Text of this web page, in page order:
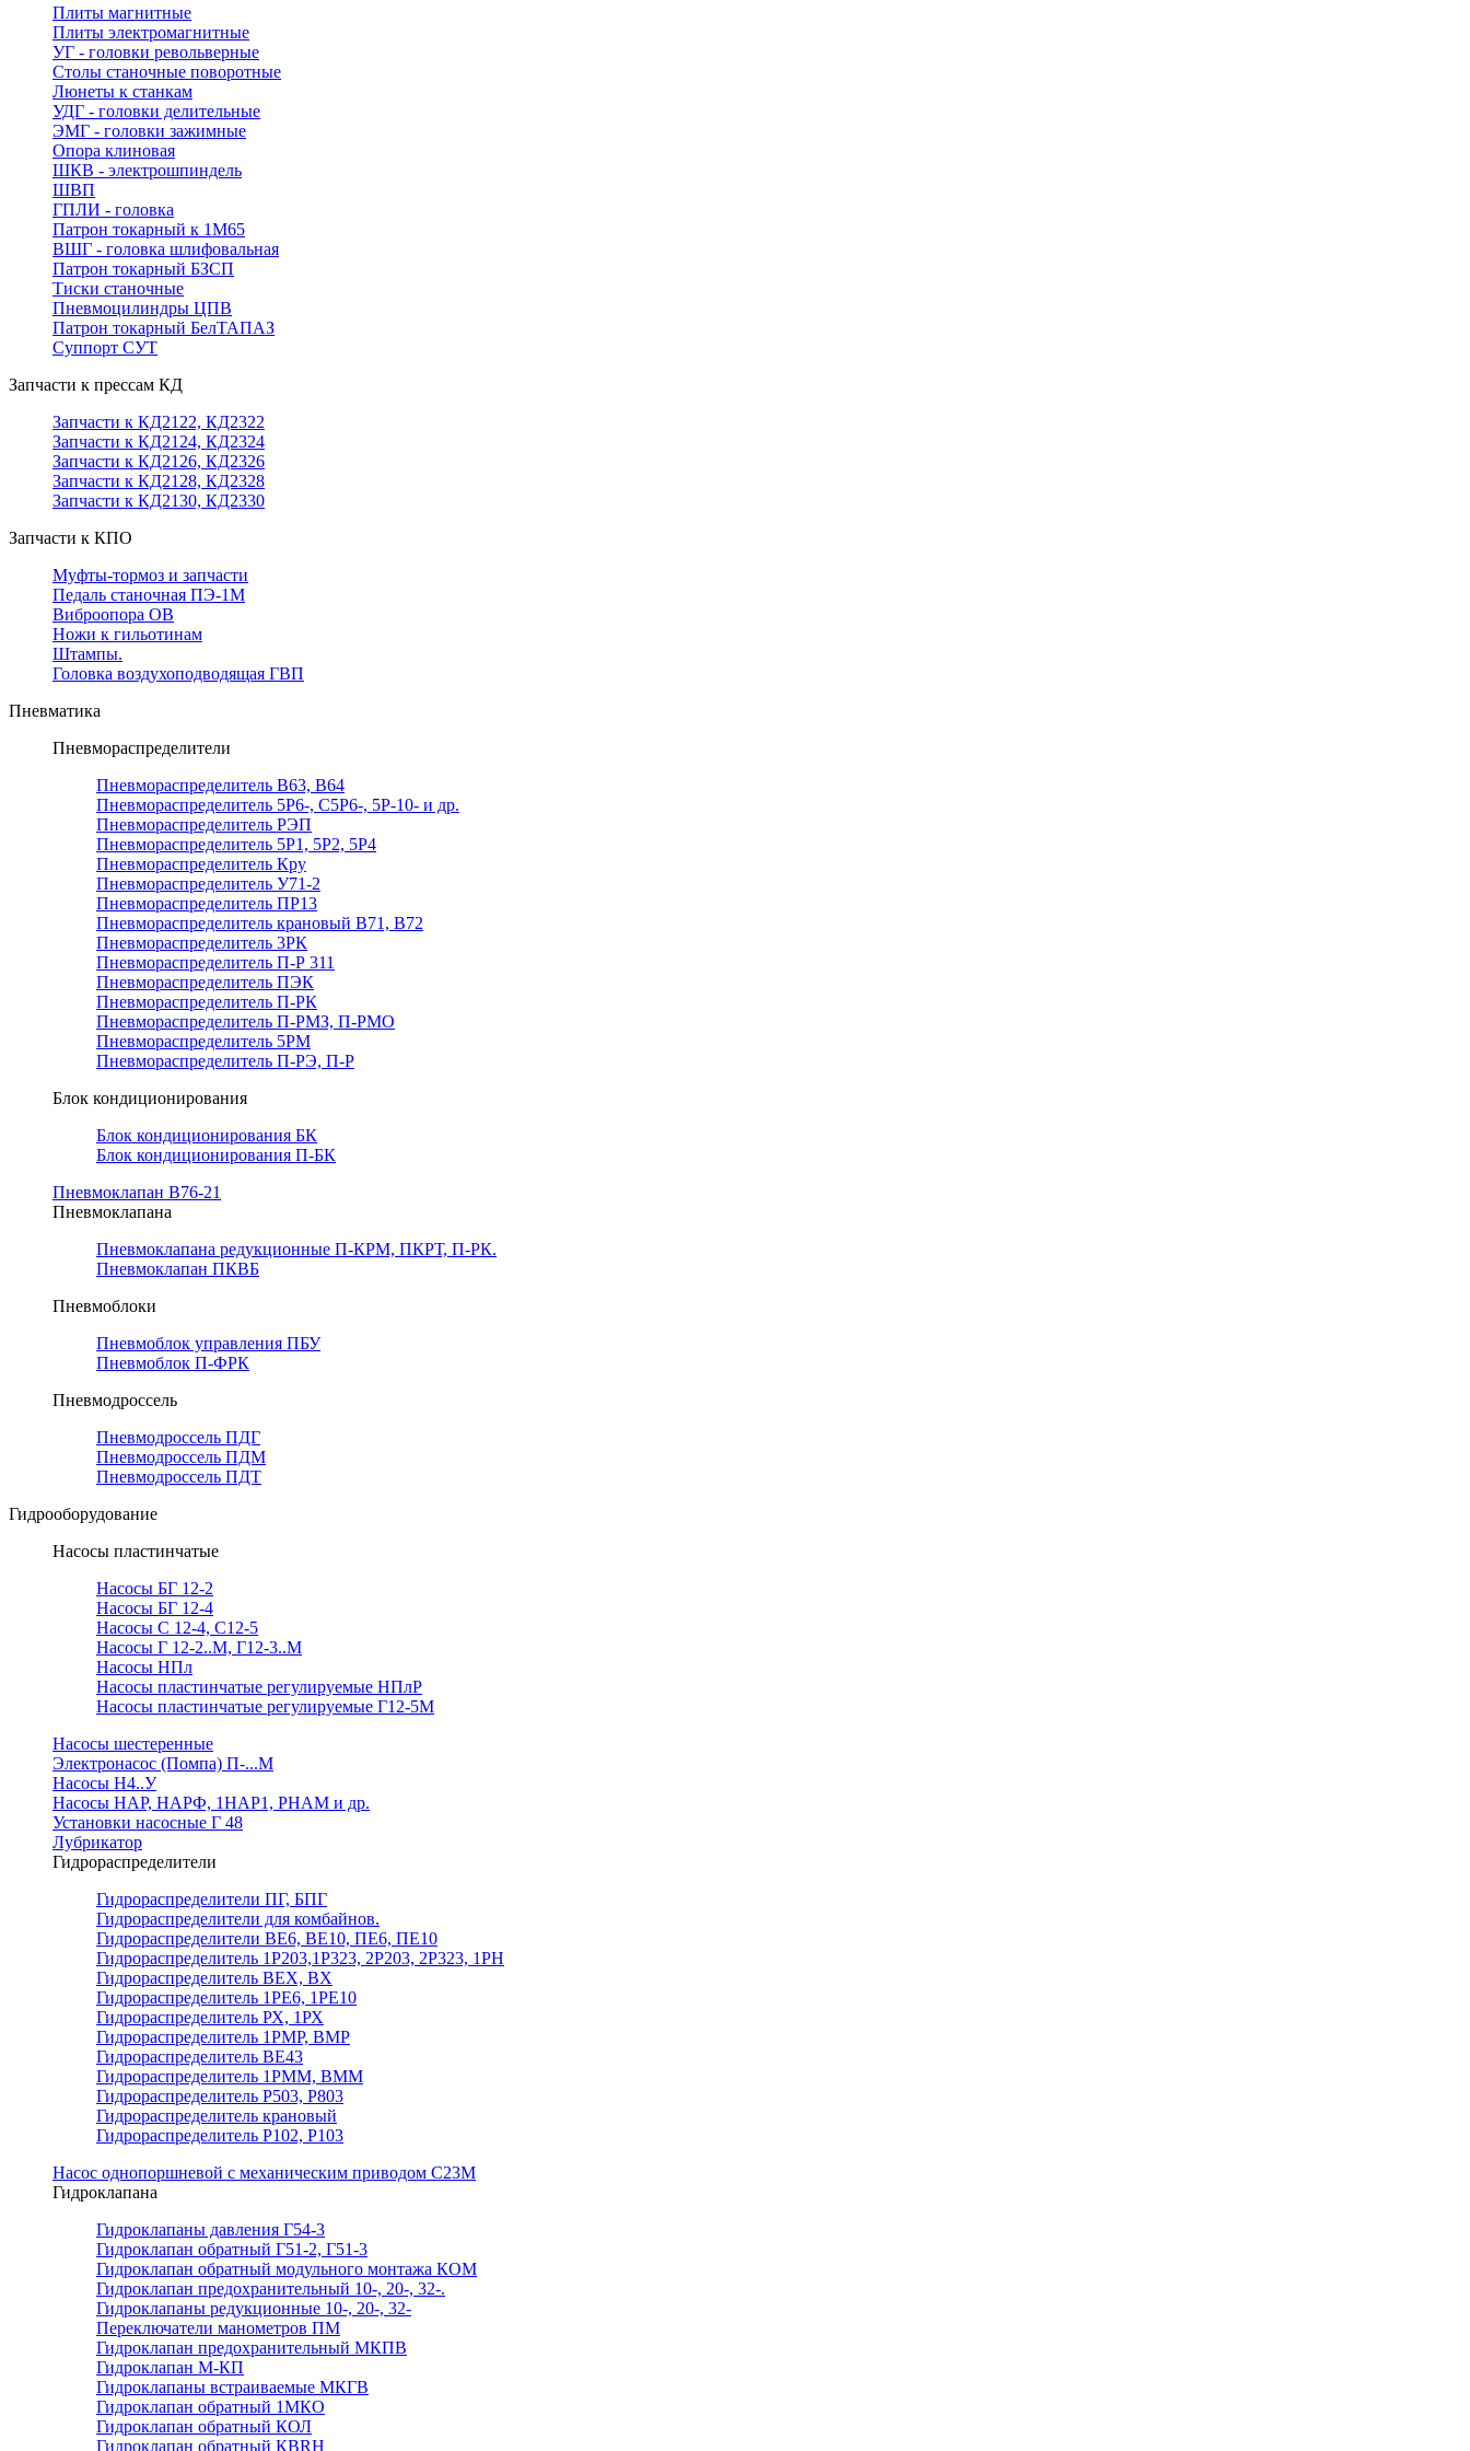
Плиты магнитные
Плиты электромагнитные
УГ - головки револьверные
Столы станочные поворотные
Люнеты к станкам
УДГ - головки делительные
ЭМГ - головки зажимные
Опора клиновая
ШКВ - электрошпиндель
ШВП
ГПЛИ - головка
Патрон токарный к 1М65
ВШГ - головка шлифовальная
Патрон токарный БЗСП
Тиски станочные
Пневмоцилиндры ЦПВ
Патрон токарный БелТАПАЗ
Суппорт СУТ
Запчасти к прессам КД
Запчасти к КД2122, КД2322
Запчасти к КД2124, КД2324
Запчасти к КД2126, КД2326
Запчасти к КД2128, КД2328
Запчасти к КД2130, КД2330
Запчасти к КПО
Муфты-тормоз и запчасти
Педаль станочная ПЭ-1М
Виброопора ОВ
Ножи к гильотинам
Штампы.
Головка воздухоподводящая ГВП
Пневматика
Пневмораспределители
Пневмораспределитель В63, В64
Пневмораспределитель 5Р6-, С5Р6-, 5Р-10- и др.
Пневмораспределитель РЭП
Пневмораспределитель 5Р1, 5Р2, 5Р4
Пневмораспределитель Кру
Пневмораспределитель У71-2
Пневмораспределитель ПР13
Пневмораспределитель крановый В71, В72
Пневмораспределитель 3РК
Пневмораспределитель П-Р 311
Пневмораспределитель ПЭК
Пневмораспределитель П-РК
Пневмораспределитель П-РМЗ, П-РМО
Пневмораспределитель 5РМ
Пневмораспределитель П-РЭ, П-Р
Блок кондиционирования
Блок кондиционирования БК
Блок кондиционирования П-БК
Пневмоклапан В76-21
Пневмоклапана
Пневмоклапана редукционные П-КРМ, ПКРТ, П-РК.
Пневмоклапан ПКВБ
Пневмоблоки
Пневмоблок управления ПБУ
Пневмоблок П-ФРК
Пневмодроссель
Пневмодроссель ПДГ
Пневмодроссель ПДМ
Пневмодроссель ПДТ
Гидрооборудование
Насосы пластинчатые
Насосы БГ 12-2
Насосы БГ 12-4
Насосы С 12-4, С12-5
Насосы Г 12-2..М, Г12-3..М
Насосы НПл
Насосы пластинчатые регулируемые НПлР
Насосы пластинчатые регулируемые Г12-5М
Насосы шестеренные
Электронасос (Помпа) П-...М
Насосы Н4..У
Насосы НАР, НАРФ, 1НАР1, РНАМ и др.
Установки насосные Г 48
Лубрикатор
Гидрораспределители
Гидрораспределители ПГ, БПГ
Гидрораспределители для комбайнов.
Гидрораспределители ВЕ6, ВЕ10, ПЕ6, ПЕ10
Гидрораспределитель 1Р203,1Р323, 2Р203, 2Р323, 1РН
Гидрораспределитель ВЕХ, ВХ
Гидрораспределитель 1РЕ6, 1РЕ10
Гидрораспределитель РХ, 1РХ
Гидрораспределитель 1РМР, ВМР
Гидрораспределитель ВЕ43
Гидрораспределитель 1РММ, ВММ
Гидрораспределитель Р503, Р803
Гидрораспределитель крановый
Гидрораспределитель Р102, Р103
Насос однопоршневой с механическим приводом С23М
Гидроклапана
Гидроклапаны давления Г54-3
Гидроклапан обратный Г51-2, Г51-3
Гидроклапан обратный модульного монтажа КОМ
Гидроклапан предохранительный 10-, 20-, 32-.
Гидроклапаны редукционные 10-, 20-, 32-
Переключатели манометров ПМ
Гидроклапан предохранительный МКПВ
Гидроклапан М-КП
Гидроклапаны встраиваемые МКГВ
Гидроклапан обратный 1МКО
Гидроклапан обратный КОЛ
Гидроклапан обратный КВRН